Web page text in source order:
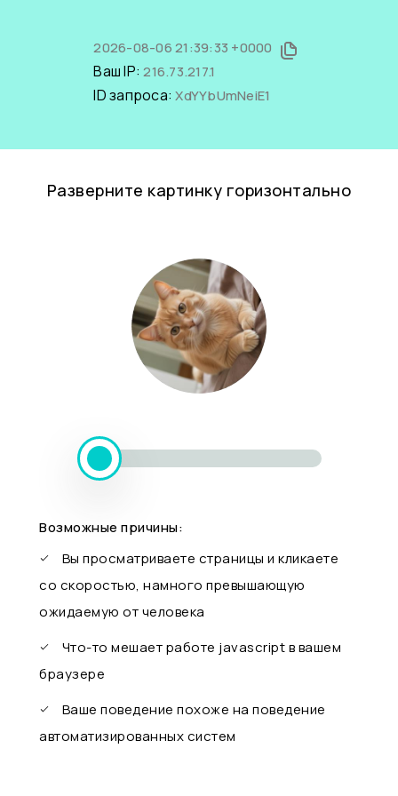
2026-08-06 21:39:33 +0000
Ваш IP:216.73.217.1
ID запроса:XdYYbUmNeiE1
Разверните картинку горизонтально
Возможные причины:
Вы просматриваете страницы и кликаете
со скоростью, намного превышающую
ожидаемую от человека
Что-то мешает работе javascript в вашем
браузере
Ваше поведение похоже на поведение
автоматизированных систем